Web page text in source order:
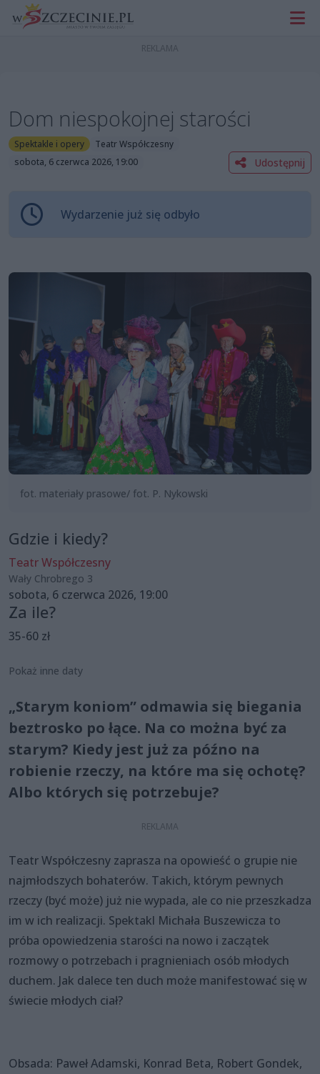
Dom niespokojnej starości
Spektakle i opery
Teatr Współczesny
sobota, 6 czerwca 2026, 19:00
Udostępnij
Wydarzenie już się odbyło
fot. materiały prasowe/ fot. P. Nykowski
Gdzie i kiedy?
Teatr Współczesny
Wały Chrobrego 3
sobota, 6 czerwca 2026, 19:00
Za ile?
35-60 zł
Pokaż inne daty
„Starym koniom” odmawia się biegania
beztrosko po łące. Na co można być za
starym? Kiedy jest już za późno na
robienie rzeczy, na które ma się ochotę?
Albo których się potrzebuje?
Teatr Współczesny zaprasza na opowieść o grupie nie
najmłodszych bohaterów. Takich, którym pewnych
rzeczy (być może) już nie wypada, ale co nie przeszkadza
im w ich realizacji. Spektakl Michała Buszewicza to
próba opowiedzenia starości na nowo i zaczątek
rozmowy o potrzebach i pragnieniach osób młodych
duchem. Jak dalece ten duch może manifestować się w
świecie młodych ciał?
Obsada: Paweł Adamski, Konrad Beta, Robert Gondek,